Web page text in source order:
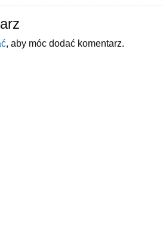
, aby móc dodać komentarz.